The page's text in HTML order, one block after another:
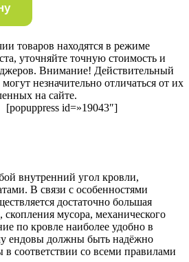
товаров находятся в режиме
уточняйте точную стоимость и
Внимание! Действительный
незначительно отличаться от их
на сайте.
id=»19043″]
внутренний угол кровли,
В связи с особенностями
достаточно большая
скопления мусора, механического
по кровле наиболее удобно в
ендовы должны быть надёжно
соответствии со всеми правилами